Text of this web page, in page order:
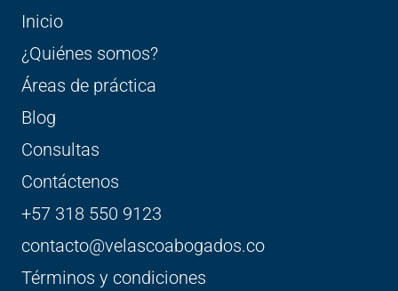
Inicio
¿Quiénes somos?
Áreas de práctica
Blog
Consultas
Contáctenos
+57 318 550 9123
contacto@velascoabogados.co
Términos y condiciones